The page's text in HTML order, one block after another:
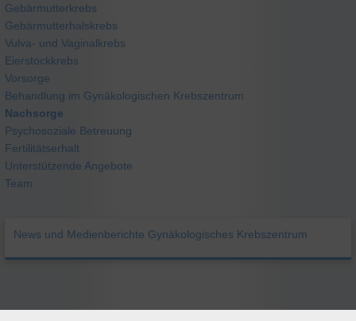
Gebärmutterkrebs
Gebärmutterhalskrebs
Vulva- und Vaginalkrebs
Eierstockkrebs
Vorsorge
Behandlung im Gynäkologischen Krebszentrum
Nachsorge
Psychosoziale Betreuung
Fertilitätserhalt
Unterstützende Angebote
Team
News und Medienberichte Gynäkologisches Krebszentrum